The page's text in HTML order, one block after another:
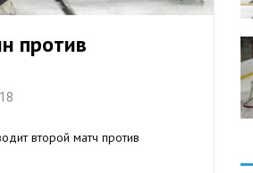
против
второй матч против